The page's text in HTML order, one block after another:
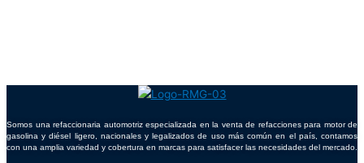
Somos una refaccionaria automotriz especializada en la venta de refacciones para motor de
gasolina y diésel ligero, nacionales y legalizados de uso más común en el país, contamos
con una amplia variedad y cobertura en marcas para satisfacer las necesidades del mercado.